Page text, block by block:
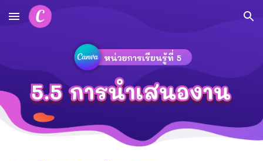
Skip to main content Skip to navigation